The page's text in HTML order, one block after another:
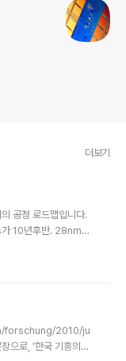
더보기
공정 로드맵입니다.
10년후반. 28nm의
정 시험생산들어가
index/dis
articles..
forschung/2010/ju
로, '한국 기흥의